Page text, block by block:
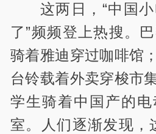
这两日，“中国
了”频频登上热搜。
骑着雅迪穿过咖啡馆
台铃载着外卖穿梭市
学生骑着中国产的
室。人们逐渐发现，